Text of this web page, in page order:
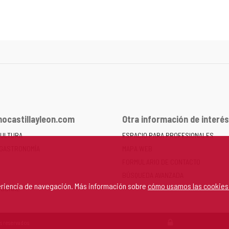
de navegación. Más información sobre cómo usamos las
Otra información de interés
ESPACIO PARA PROFESIONALES